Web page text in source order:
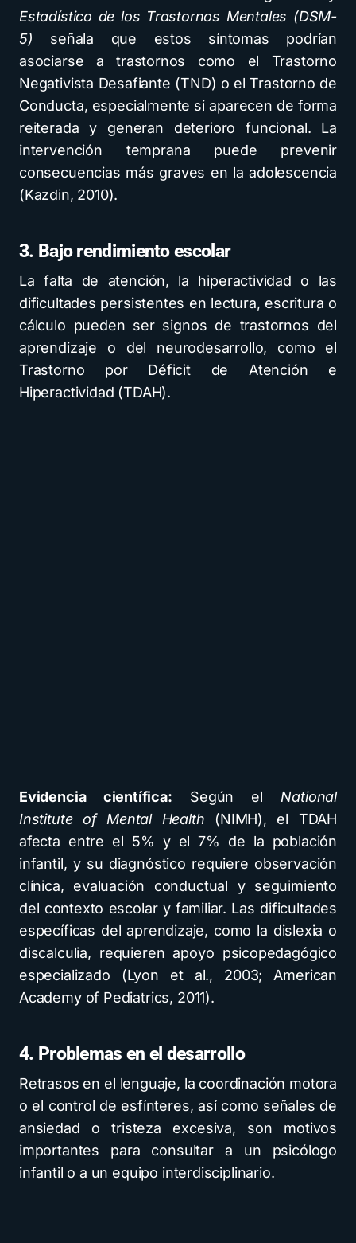
Estadístico de los Trastornos Mentales (DSM-
5) señala que estos síntomas podrían
asociarse a trastornos como el Trastorno
Negativista Desafiante (TND) o el Trastorno de
Conducta, especialmente si aparecen de forma
reiterada y generan deterioro funcional. La
intervención temprana puede prevenir
consecuencias más graves en la adolescencia
(Kazdin, 2010).
3. Bajo rendimiento escolar
La falta de atención, la hiperactividad o las
dificultades persistentes en lectura, escritura o
cálculo pueden ser signos de trastornos del
aprendizaje o del neurodesarrollo, como el
Trastorno por Déficit de Atención e
Hiperactividad (TDAH).
Evidencia científica: Según el National
Institute of Mental Health (NIMH), el TDAH
afecta entre el 5% y el 7% de la población
infantil, y su diagnóstico requiere observación
clínica, evaluación conductual y seguimiento
del contexto escolar y familiar. Las dificultades
específicas del aprendizaje, como la dislexia o
discalculia, requieren apoyo psicopedagógico
especializado (Lyon et al., 2003; American
Academy of Pediatrics, 2011).
4. Problemas en el desarrollo
Retrasos en el lenguaje, la coordinación motora
o el control de esfínteres, así como señales de
ansiedad o tristeza excesiva, son motivos
importantes para consultar a un psicólogo
infantil o a un equipo interdisciplinario.